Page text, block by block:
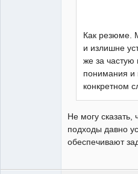
Как резюме.
и излишне
же за частую
понимания и
конкретном
Не могу сказать,
подходы давно
обеспечивают